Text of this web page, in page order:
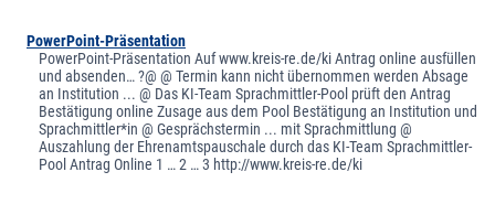
PowerPoint-Präsentation
PowerPoint-Präsentation Auf www.kreis-re.de/ki Antrag online ausfüllen
und absenden… ?@ @ Termin kann nicht übernommen werden Absage
an Institution ... @ Das KI-Team Sprachmittler-Pool prüft den Antrag
Bestätigung online Zusage aus dem Pool Bestätigung an Institution und
Sprachmittler*in @ Gesprächstermin ... mit Sprachmittlung @
Auszahlung der Ehrenamtspauschale durch das KI-Team Sprachmittler-
Pool Antrag Online 1 … 2 … 3 http://www.kreis-re.de/ki